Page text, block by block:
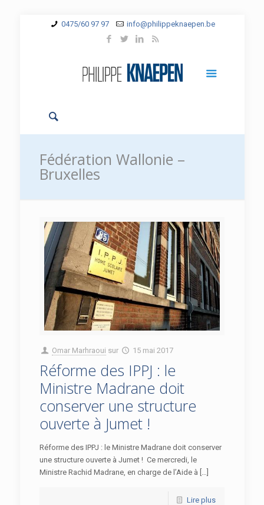
0475/60 97 97 info@philippeknaepen.be
Fédération Wallonie –
Bruxelles
Omar Marhraoui sur 15 mai 2017
Réforme des IPPJ : le
Ministre Madrane doit
conserver une structure
ouverte à Jumet !
Réforme des IPPJ : le Ministre Madrane doit conserver
une structure ouverte à Jumet ! Ce mercredi, le
Ministre Rachid Madrane, en charge de l’Aide à […]
Lire plus